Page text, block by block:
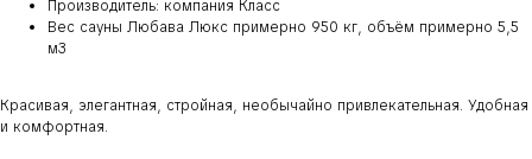
Производитель: компания Класс
Вес сауны Любава Люкс примерно 950 кг, объём примерно 5,5
м3
Красивая, элегантная, стройная, необычайно привлекательная. Удобная
и комфортная.